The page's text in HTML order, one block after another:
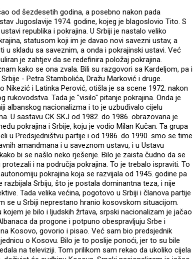
od šezdesetih godina, a posebno nakon pada
Jugoslavije 1974. godine, kojeg je blagoslovio Tito. S
republika i pokrajina. U Srbiji je nastalo veliko
statusom koji im je davao novi savezni ustav, a
u skladu sa saveznim, a onda i pokrajinski ustavi. Već
je zahtjev da se redefinira položaj pokrajina.
kako se ona zvala. Bili su razgovori sa Kardeljom, pa i
- Petra Stambolića, Dražu Marković i druge.
Nikezić i Latinka Perović, otišla je sa scene 1972. nakon
Tada je "visilo" pitanje pokrajina. Onda je
albanskog nacionalizma i to je uzbuđivalo cijelu
U sastavu CK SKJ od 1982. do 1986. obrazovana je
pokrajina i Srbije, koju je vodio Milan Kučan. Ta grupa
u Predsjedništvu partije i od 1986. do 1990. smo se time
amandmana i u saveznom ustavu, i u Ustavu
bi se našlo neko rješenje. Bilo je zaista čudno da se
i na područja pokrajina. To je trebalo ispraviti. To
pokrajina koja se razvijala od 1945. godine pa
Srbiju, što je postala dominantna teza, i nije
Tada velika većina, pogotovo u Srbiji i članova partije
se u Srbiji neprestano hranio kosovskom situacijom.
je bilo i ljudskih žrtava, srpski nacionalizam je jačao
da progone i potpuno obespravljuju Srbe i
Kosovo, govorio i pisao. Već sam bio predsjednik
o Kosovu. Bilo je to poslije ponoći, jer to su bile
na televiziji. Tom prilikom sam rekao da ukoliko cijela